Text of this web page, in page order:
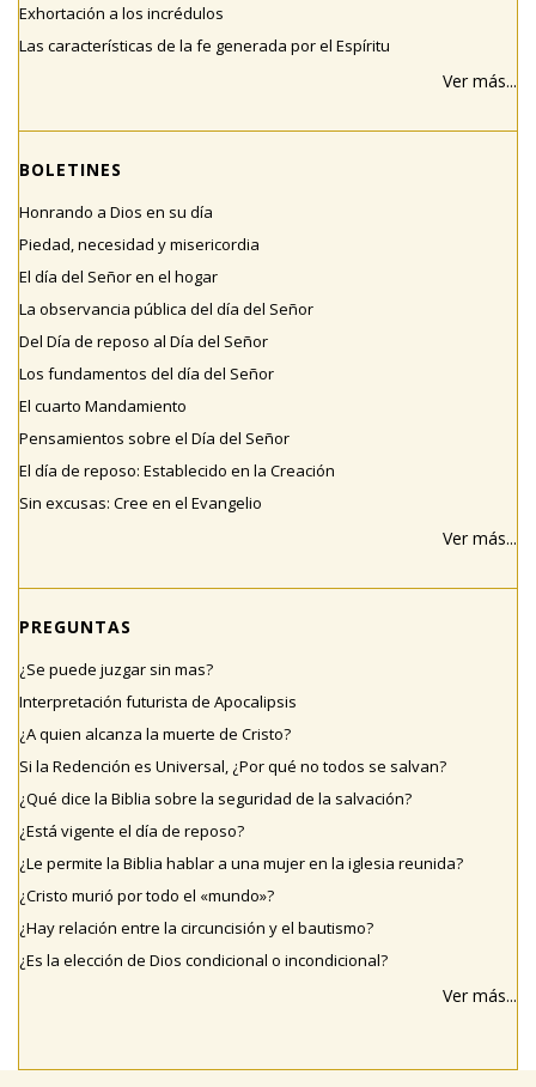
Exhortación a los incrédulos
Las características de la fe generada por el Espíritu
Ver más...
BOLETINES
Honrando a Dios en su día
Piedad, necesidad y misericordia
El día del Señor en el hogar
La observancia pública del día del Señor
Del Día de reposo al Día del Señor
Los fundamentos del día del Señor
El cuarto Mandamiento
Pensamientos sobre el Día del Señor
El día de reposo: Establecido en la Creación
Sin excusas: Cree en el Evangelio
Ver más...
PREGUNTAS
¿Se puede juzgar sin mas?
Interpretación futurista de Apocalipsis
¿A quien alcanza la muerte de Cristo?
Si la Redención es Universal, ¿Por qué no todos se salvan?
¿Qué dice la Biblia sobre la seguridad de la salvación?
¿Está vigente el día de reposo?
¿Le permite la Biblia hablar a una mujer en la iglesia reunida?
¿Cristo murió por todo el «mundo»?
¿Hay relación entre la circuncisión y el bautismo?
¿Es la elección de Dios condicional o incondicional?
Ver más...